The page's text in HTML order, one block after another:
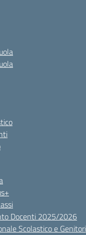
Docenti 2025/2026
Scolastico e Genitori